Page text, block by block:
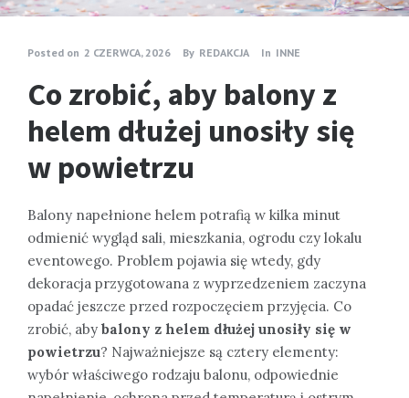
Posted on 2 CZERWCA, 2026 By REDAKCJA In INNE
Co zrobić, aby balony z
helem dłużej unosiły się
w powietrzu
Balony napełnione helem potrafią w kilka minut
odmienić wygląd sali, mieszkania, ogrodu czy lokalu
eventowego. Problem pojawia się wtedy, gdy
dekoracja przygotowana z wyprzedzeniem zaczyna
opadać jeszcze przed rozpoczęciem przyjęcia. Co
zrobić, aby balony z helem dłużej unosiły się w
powietrzu? Najważniejsze są cztery elementy:
wybór właściwego rodzaju balonu, odpowiednie